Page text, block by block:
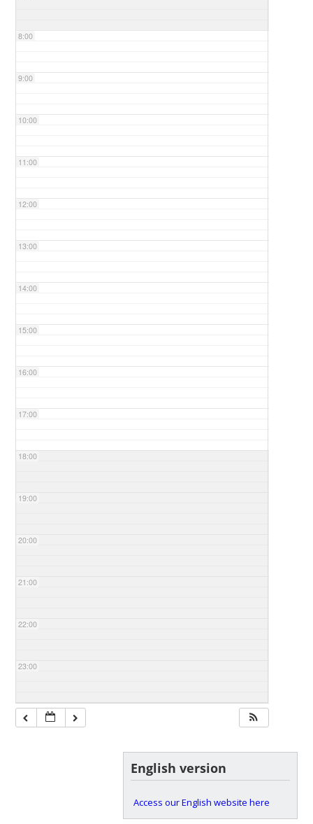
8:00
9:00
10:00
11:00
12:00
13:00
14:00
15:00
16:00
17:00
18:00
19:00
20:00
21:00
22:00
23:00
English version
Access our English website here